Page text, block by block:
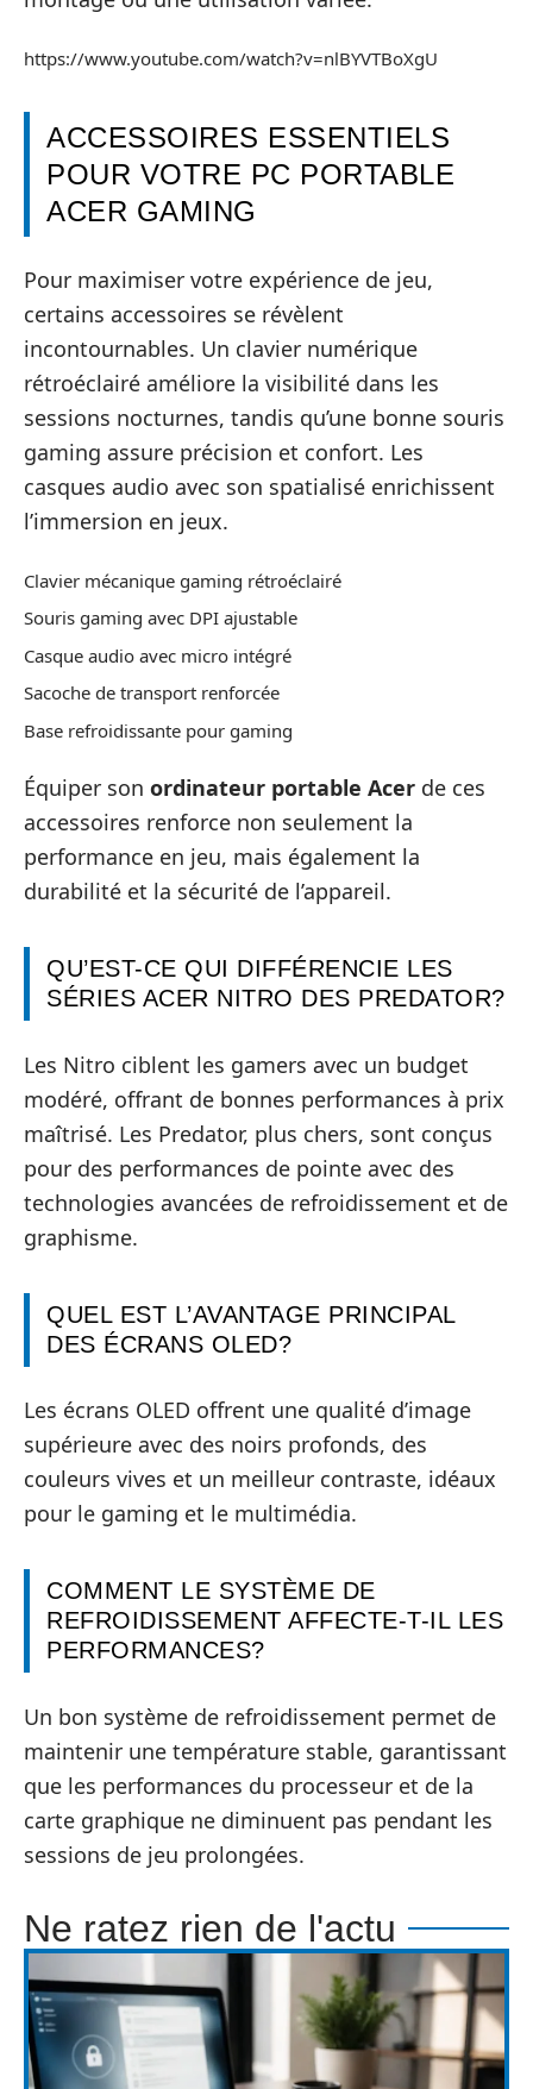
https://www.youtube.com/watch?v=nlBYVTBoXgU
ACCESSOIRES ESSENTIELS
POUR VOTRE PC PORTABLE
ACER GAMING
Pour maximiser votre expérience de jeu,
certains accessoires se révèlent
incontournables. Un clavier numérique
rétroéclairé améliore la visibilité dans les
sessions nocturnes, tandis qu’une bonne souris
gaming assure précision et confort. Les
casques audio avec son spatialisé enrichissent
l’immersion en jeux.
Clavier mécanique gaming rétroéclairé
Souris gaming avec DPI ajustable
Casque audio avec micro intégré
Sacoche de transport renforcée
Base refroidissante pour gaming
Équiper son ordinateur portable Acer de ces
accessoires renforce non seulement la
performance en jeu, mais également la
durabilité et la sécurité de l’appareil.
QU’EST-CE QUI DIFFÉRENCIE LES
SÉRIES ACER NITRO DES PREDATOR?
Les Nitro ciblent les gamers avec un budget
modéré, offrant de bonnes performances à prix
maîtrisé. Les Predator, plus chers, sont conçus
pour des performances de pointe avec des
technologies avancées de refroidissement et de
graphisme.
QUEL EST L’AVANTAGE PRINCIPAL
DES ÉCRANS OLED?
Les écrans OLED offrent une qualité d’image
supérieure avec des noirs profonds, des
couleurs vives et un meilleur contraste, idéaux
pour le gaming et le multimédia.
COMMENT LE SYSTÈME DE
REFROIDISSEMENT AFFECTE-T-IL LES
PERFORMANCES?
Un bon système de refroidissement permet de
maintenir une température stable, garantissant
que les performances du processeur et de la
carte graphique ne diminuent pas pendant les
sessions de jeu prolongées.
Ne ratez rien de l'actu